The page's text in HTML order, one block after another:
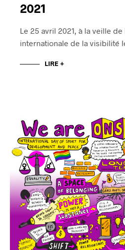
2021
Le 25 avril 2021, à la veille
internationale de la visibilité
LIRE +